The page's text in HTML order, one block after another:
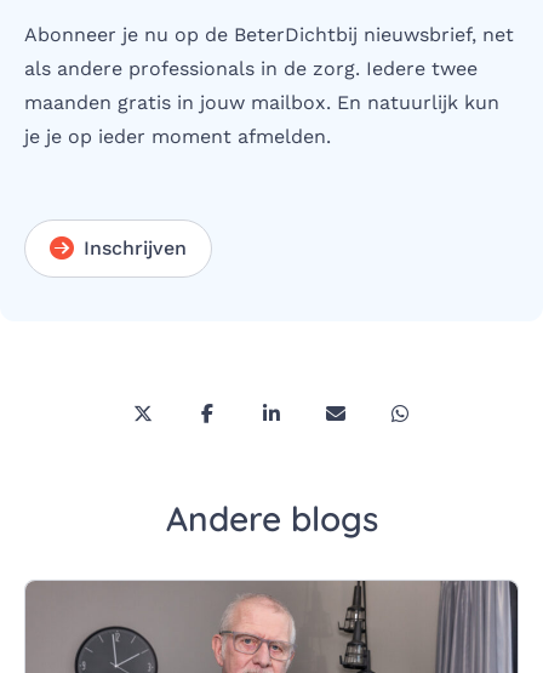
Abonneer je nu op de BeterDichtbij nieuwsbrief, net
als andere professionals in de zorg. Iedere twee
maanden gratis in jouw mailbox. En natuurlijk kun
je je op ieder moment afmelden.
Inschrijven
Deel deze pagina via Twitter/X
Deel deze pagina op Facebook
Deel deze pagina op
Deel deze pagina via
Deel deze
Andere blogs